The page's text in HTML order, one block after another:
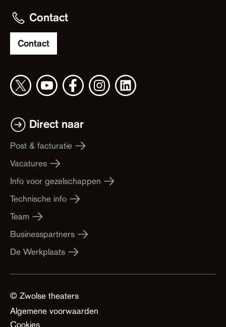
Contact
Contact
Direct naar
Post & facturatie
Vacatures
Info voor gezelschappen
Technische info
Team
Businesspartners
De Werkplaats
© Zwolse theaters
Algemene voorwaarden
Cookies